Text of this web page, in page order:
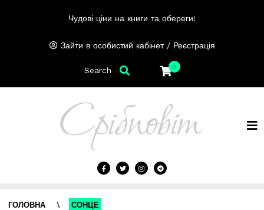
Чудові ціни на книги та обереги!
Зайти в особистий кабінет / Реєстрація
0
Search
ГОЛОВНА \ СОНЦЕ